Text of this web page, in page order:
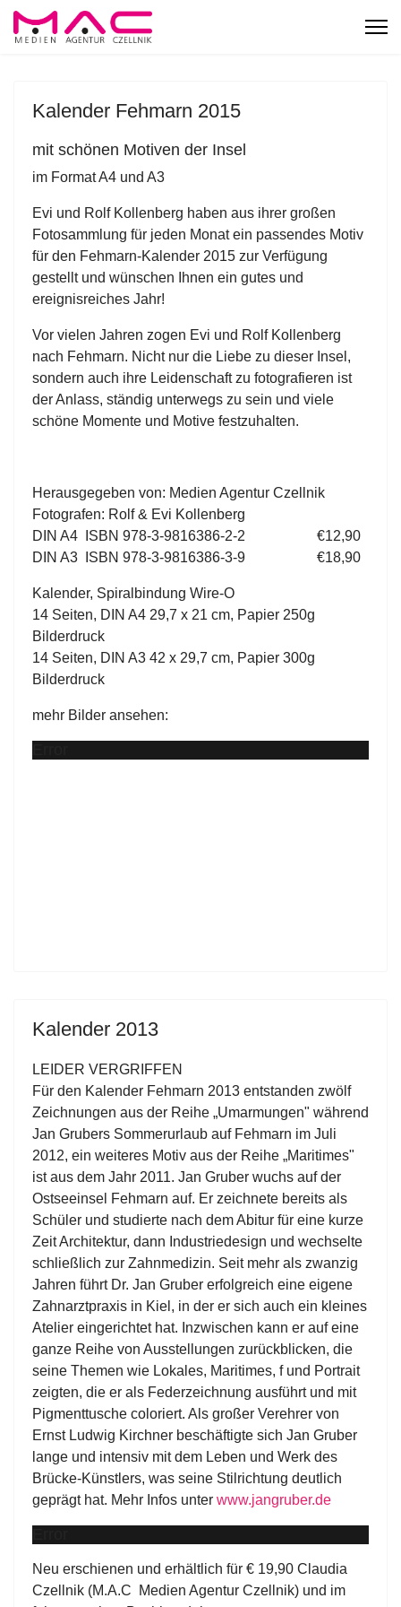
Kalender Fehmarn 2015
mit schönen Motiven der Insel
im Format A4 und A3
Evi und Rolf Kollenberg haben aus ihrer großen
Fotosammlung für jeden Monat ein passendes Motiv
für den Fehmarn-Kalender 2015 zur Verfügung
gestellt und wünschen Ihnen ein gutes und
ereignisreiches Jahr!
Vor vielen Jahren zogen Evi und Rolf Kollenberg
nach Fehmarn. Nicht nur die Liebe zu dieser Insel,
sondern auch ihre Leidenschaft zu fotografieren ist
der Anlass, ständig unterwegs zu sein und viele
schöne Momente und Motive festzuhalten.
Herausgegeben von: Medien Agentur Czellnik
Fotografen: Rolf & Evi Kollenberg
DIN A4 ISBN 978-3-9816386-2-2 €12,90
DIN A3 ISBN 978-3-9816386-3-9 €18,90
Kalender, Spiralbindung Wire-O
14 Seiten, DIN A4 29,7 x 21 cm, Papier 250g
Bilderdruck
14 Seiten, DIN A3 42 x 29,7 cm, Papier 300g
Bilderdruck
mehr Bilder ansehen:
Kalender 2013
LEIDER VERGRIFFEN
Für den Kalender Fehmarn 2013 entstanden zwölf
Zeichnungen aus der Reihe „Umarmungen" während
Jan Grubers Sommerurlaub auf Fehmarn im Juli
2012, ein weiteres Motiv aus der Reihe „Maritimes"
ist aus dem Jahr 2011. Jan Gruber wuchs auf der
Ostseeinsel Fehmarn auf. Er zeichnete bereits als
Schüler und studierte nach dem Abitur für eine kurze
Zeit Architektur, dann Industriedesign und wechselte
schließlich zur Zahnmedizin. Seit mehr als zwanzig
Jahren führt Dr. Jan Gruber erfolgreich eine eigene
Zahnarztpraxis in Kiel, in der er sich auch ein kleines
Atelier eingerichtet hat. Inzwischen kann er auf eine
ganze Reihe von Ausstellungen zurückblicken, die
seine Themen wie Lokales, Maritimes, f und Portrait
zeigten, die er als Federzeichnung ausführt und mit
Pigmenttusche coloriert. Als großer Verehrer von
Ernst Ludwig Kirchner beschäftigte sich Jan Gruber
lange und intensiv mit dem Leben und Werk des
Brücke-Künstlers, was seine Stilrichtung deutlich
geprägt hat. Mehr Infos unter www.jangruber.de
Neu erschienen und erhältlich für € 19,90 Claudia
Czellnik (M.A.C Medien Agentur Czellnik) und im